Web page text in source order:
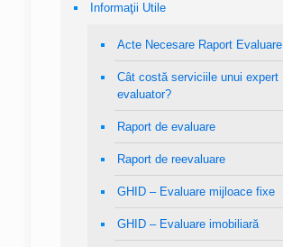
Informaţii Utile
Acte Necesare Raport Evaluare
Cât costă serviciile unui expert
evaluator?
Raport de evaluare
Raport de reevaluare
GHID – Evaluare mijloace fixe
GHID – Evaluare imobiliară